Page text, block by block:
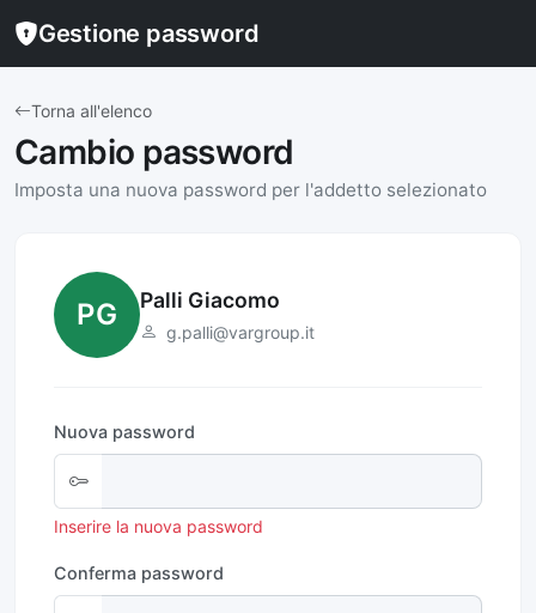
Gestione password
Torna all'elenco
Cambio password
Imposta una nuova password per l'addetto selezionato
PG Palli Giacomo
g.palli@vargroup.it
Nuova password
Inserire la nuova password
Conferma password